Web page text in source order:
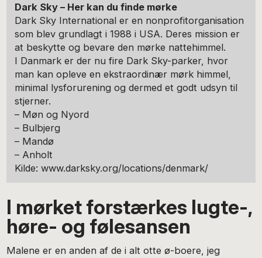
Dark Sky – Her kan du finde mørke
Dark Sky International er en nonprofitorganisation
som blev grundlagt i 1988 i USA. Deres mission er
at beskytte og bevare den mørke nattehimmel.
I Danmark er der nu fire Dark Sky-parker, hvor
man kan opleve en ekstraordinær mørk himmel,
minimal lysforurening og dermed et godt udsyn til
stjerner.
– Møn og Nyord
– Bulbjerg
– Mandø
– Anholt
Kilde: www.darksky.org/locations/denmark/
I mørket forstærkes lugte-,
høre- og følesansen
Malene er en anden af de i alt otte ø-boere, jeg